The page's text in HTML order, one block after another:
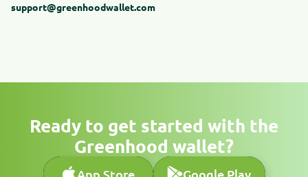
support@greenhoodwallet.com
Ready to get started with the
Greenhood wallet?
App Store
App Store Google Play
Google Play